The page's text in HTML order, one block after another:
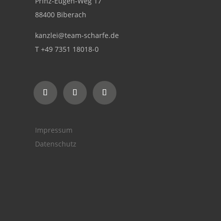
88400 Biberach
kanzlei@team-scharfe.de
T +49 7351 18018-0
Impressum
Datenschutz